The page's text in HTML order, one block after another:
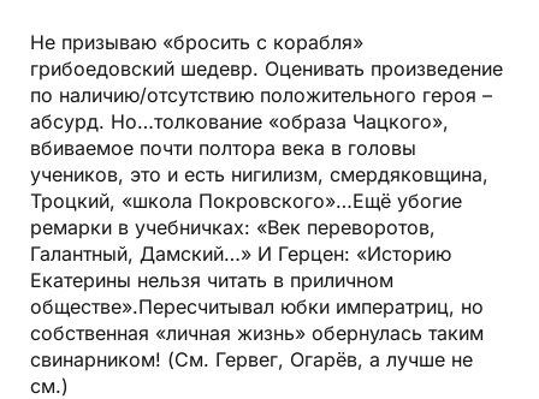
Не призываю «бросить с корабля»
грибоедовский шедевр. Оценивать произведение
по наличию/отсутствию положительного героя –
абсурд. Но…толкование «образа Чацкого»,
вбиваемое почти полтора века в головы
учеников, это и есть нигилизм, смердяковщина,
Троцкий, «школа Покровского»…Ещё убогие
ремарки в учебничках: «Век переворотов,
Галантный, Дамский…» И Герцен: «Историю
Екатерины нельзя читать в приличном
обществе».Пересчитывал юбки императриц, но
собственная «личная жизнь» обернулась таким
свинарником! (См. Гервег, Огарёв, а лучше не
см.)